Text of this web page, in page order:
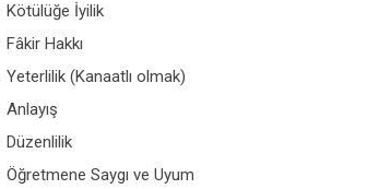
Kötülüğe İyilik
Fâkir Hakkı
Yeterlilik (Kanaatlı olmak)
Anlayış
Düzenlilik
Öğretmene Saygı ve Uyum